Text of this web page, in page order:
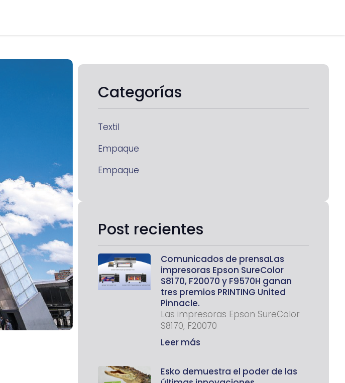
Categorías
Textil
Empaque
Empaque
Post recientes
Comunicados de prensaLas
impresoras Epson SureColor
S8170, F20070 y F9570H ganan
tres premios PRINTING United
Pinnacle.
Las impresoras Epson SureColor
S8170, F20070
Leer más
Esko demuestra el poder de las